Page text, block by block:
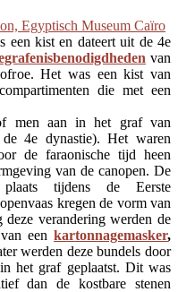
een kist en dateert uit de 4e
van
Het was een kist van
die met een
men aan in het graf van
4e dynastie). Het waren
de faraonische tijd heen
van de canopen. De
tijdens de Eerste
kregen de vorm van
verandering werden de
een kartonnagemasker,
werden deze bundels door
het graf geplaatst. Dit was
dan de kostbare stenen